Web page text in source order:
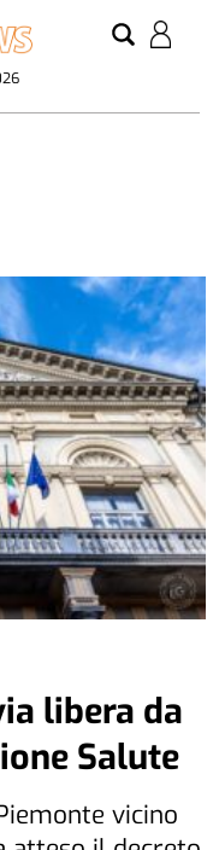
libera da
Salute
vicino